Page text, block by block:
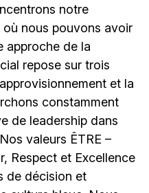
notre
nous pouvons avoir
approche de la
repose sur trois
et la
constamment
de leadership dans
valeurs ÊTRE –
Respect et Excellence
de décision et